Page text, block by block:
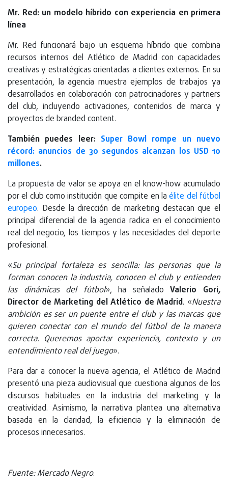
Mr. Red: un modelo híbrido con experiencia en primera
línea
Mr. Red funcionará bajo un esquema híbrido que combina
recursos internos del Atlético de Madrid con capacidades
creativas y estratégicas orientadas a clientes externos. En su
presentación, la agencia muestra ejemplos de trabajos ya
desarrollados en colaboración con patrocinadores y partners
del club, incluyendo activaciones, contenidos de marca y
proyectos de branded content.
También puedes leer: Super Bowl rompe un nuevo
récord: anuncios de 30 segundos alcanzan los USD 10
millones.
La propuesta de valor se apoya en el know-how acumulado
por el club como institución que compite en laélite del fútbol
europeo. Desde la dirección de marketing destacan que el
principal diferencial de la agencia radica en el conocimiento
real del negocio, los tiempos y las necesidades del deporte
profesional.
«Su principal fortaleza es sencilla: las personas que la
forman conocen la industria, conocen el club y entienden
las dinámicas del fútbol», ha señaladoValerio Gori,
Director de Marketing del Atlético de Madrid. «Nuestra
ambición es ser un puente entre el club y las marcas que
quieren conectar con el mundo del fútbol de la manera
correcta. Queremos aportar experiencia, contexto y un
entendimiento real del juego».
Para dar a conocer la nueva agencia, el Atlético de Madrid
presentó una pieza audiovisual que cuestiona algunos de los
discursos habituales en la industria del marketing y la
creatividad. Asimismo, la narrativa plantea una alternativa
basada en la claridad, la eficiencia y la eliminación de
procesos innecesarios.
Fuente: Mercado Negro.